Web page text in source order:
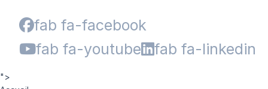
fab fa-facebook
fab fa-youtube
fab fa-linkedin
">